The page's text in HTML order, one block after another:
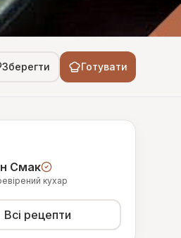
Зберегти Готувати
Смак
кухар
Всі рецепти